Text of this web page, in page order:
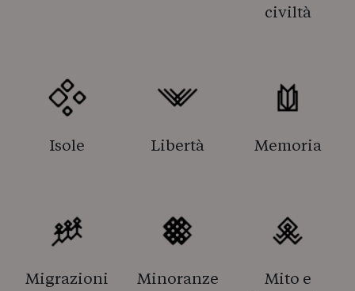
civiltà
Isole Libertà Memoria
Migrazioni Minoranze
Mito e